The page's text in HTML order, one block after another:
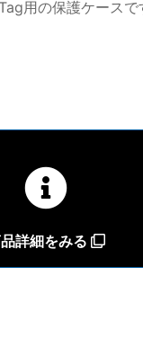
用の保護ケース
詳細をみる